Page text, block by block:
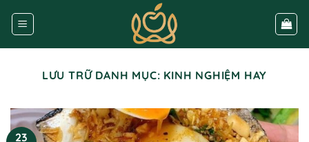
qua
LƯU TRỮ DANH MỤC: KINH NGHIỆM HAY
23